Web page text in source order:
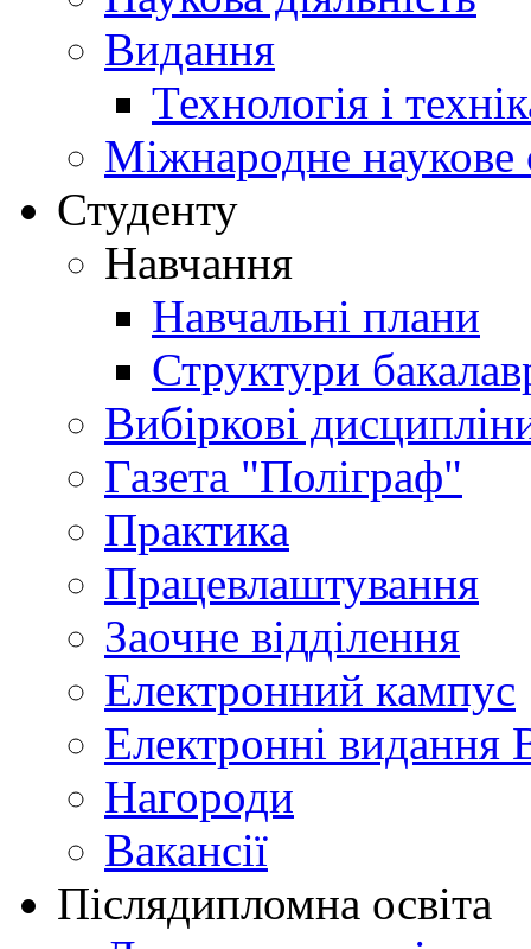
Видання
Технологія і
Міжнародне наукове
Студенту
Навчання
Навчальні плани
Структури
Вибіркові
Газета "Поліграф"
Практика
Працевлаштування
Заочне відділення
Електронний кампус
Електронні видання
Нагороди
Вакансії
Післядипломна освіта